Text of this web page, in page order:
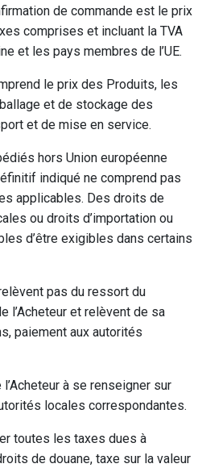
de commande est le prix
comprises et incluant la TVA
et les pays membres de l’UE.
le prix des Produits, les
et de stockage des
et de mise en service.
hors Union européenne
indiqué ne comprend pas
applicables. Des droits de
ou droits d’importation ou
d’être exigibles dans certains
pas du ressort du
l’Acheteur et relèvent de sa
paiement aux autorités
à se renseigner sur
locales correspondantes.
toutes les taxes dues à
de douane, taxe sur la valeur